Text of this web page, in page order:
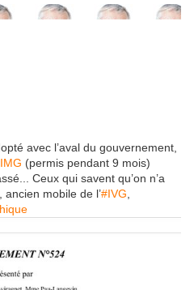
avec l’aval du gouvernement,
(permis pendant 9 mois)
Ceux qui savent qu’on n’a
mobile de l’#IVG